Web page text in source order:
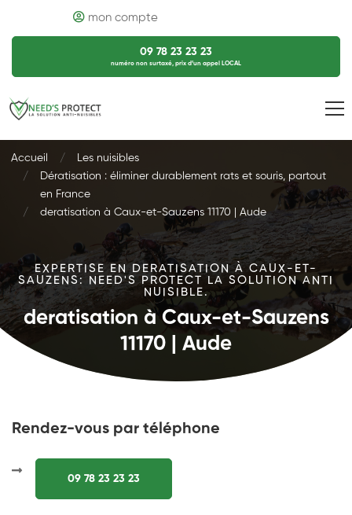
mon compte
09 78 23 23 23
numéro non surtaxé, prix d’un appel LOCAL
Accueil
Les nuisibles
Dératisation : éliminer durablement rats et souris, partout
en France
deratisation à Caux-et-Sauzens 11170 | Aude
EXPERTISE EN DERATISATION À CAUX-ET-
SAUZENS: NEED'S PROTECT LA SOLUTION ANTI
NUISIBLE.
deratisation à Caux-et-Sauzens
11170 | Aude
Rendez-vous par téléphone
09 78 23 23 23